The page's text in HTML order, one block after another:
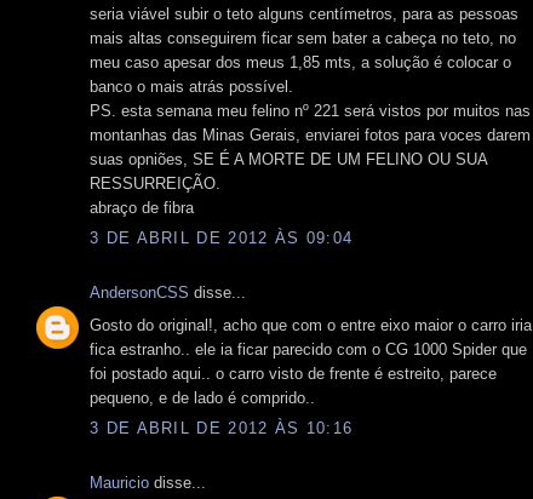
seria viável subir o teto alguns centímetros, para as pessoas
mais altas conseguirem ficar sem bater a cabeça no teto, no
meu caso apesar dos meus 1,85 mts, a solução é colocar o
banco o mais atrás possível.
PS. esta semana meu felino nº 221 será vistos por muitos nas
montanhas das Minas Gerais, enviarei fotos para voces darem
suas opniões, SE É A MORTE DE UM FELINO OU SUA
RESSURREIÇÃO.
abraço de fibra
3 DE ABRIL DE 2012 ÀS 09:04
AndersonCSS disse...
Gosto do original!, acho que com o entre eixo maior o carro iria
fica estranho.. ele ia ficar parecido com o CG 1000 Spider que
foi postado aqui.. o carro visto de frente é estreito, parece
pequeno, e de lado é comprido..
3 DE ABRIL DE 2012 ÀS 10:16
Mauricio disse...